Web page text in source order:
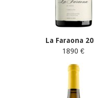
La Faraona
1890 €